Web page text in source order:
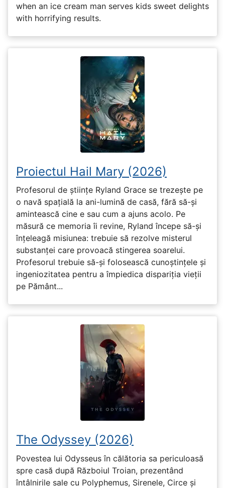
when an ice cream man serves kids sweet delights
with horrifying results.
Proiectul Hail Mary (2026)
Profesorul de științe Ryland Grace se trezește pe
o navă spațială la ani-lumină de casă, fără să-și
amintească cine e sau cum a ajuns acolo. Pe
măsură ce memoria îi revine, Ryland începe să-și
înțeleagă misiunea: trebuie să rezolve misterul
substanței care provoacă stingerea soarelui.
Profesorul trebuie să-și folosească cunoștințele și
ingeniozitatea pentru a împiedica dispariția vieții
pe Pământ...
The Odyssey (2026)
Povestea lui Odysseus în călătoria sa periculoasă
spre casă după Războiul Troian, prezentând
întâlnirile sale cu Polyphemus, Sirenele, Circe și